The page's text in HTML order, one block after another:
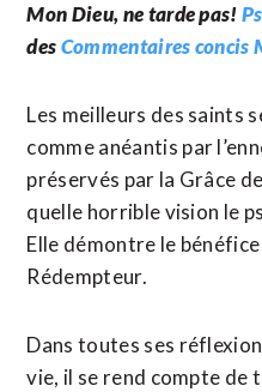
Mon Dieu, ne tarde pas!
desCommentaires concis
Les meilleurs des saints
comme anéantis par
préservés par la Grâce
quelle horrible vision le
Elle démontre le
Rédempteur.
Dans toutes ses
vie, il se rend compte de